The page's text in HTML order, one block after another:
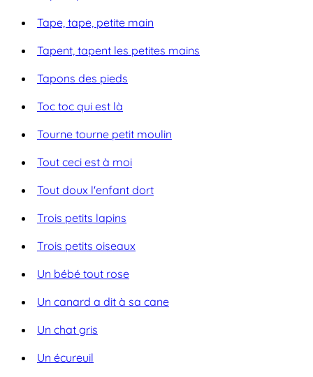
Tape, tape, petite main
Tapent, tapent les petites mains
Tapons des pieds
Toc toc qui est là
Tourne tourne petit moulin
Tout ceci est à moi
Tout doux l'enfant dort
Trois petits lapins
Trois petits oiseaux
Un bébé tout rose
Un canard a dit à sa cane
Un chat gris
Un écureuil